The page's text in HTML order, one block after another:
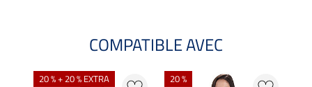
COMPATIBLE AVEC
20 % + 20 % EXTRA 20 %